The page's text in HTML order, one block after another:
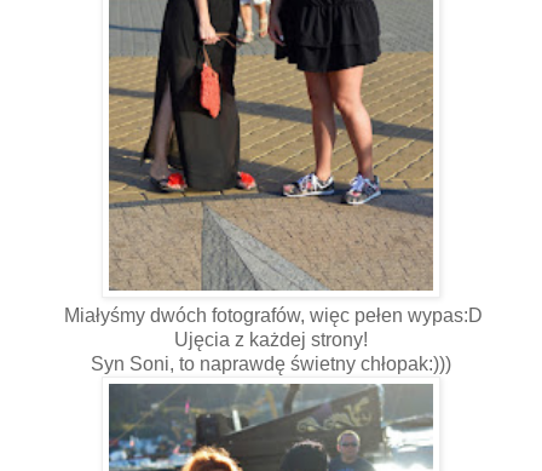
Miałyśmy dwóch fotografów, więc pełen wypas:D
Ujęcia z każdej strony!
Syn Soni, to naprawdę świetny chłopak:)))